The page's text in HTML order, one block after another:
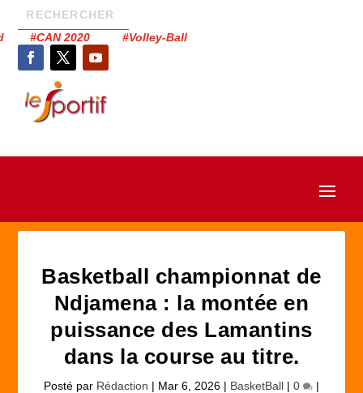
#CAN 2020 #Volley-Ball
Basketball championnat de
Ndjamena : la montée en
puissance des Lamantins
dans la course au titre.
Posté par Rédaction | Mar 6, 2026 | BasketBall | 0 |